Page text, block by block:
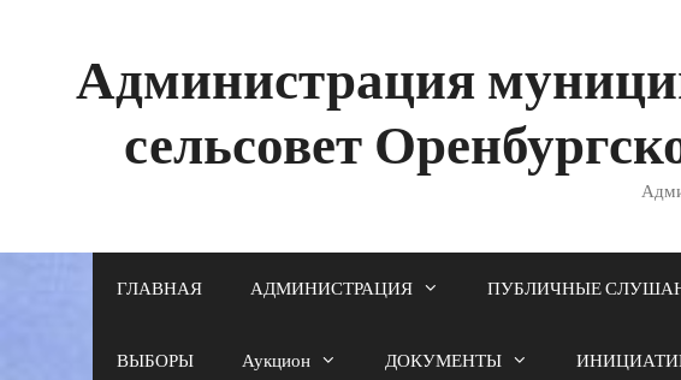
Администрация
сельсовет
ГЛАВНАЯ АДМИНИСТРАЦИЯ ПУБЛИЧНЫЕ
ВЫБОРЫ Аукцион ДОКУМЕНТЫ